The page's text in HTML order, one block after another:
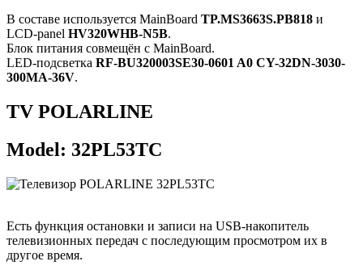
В составе используется MainBoard TP.MS3663S.PB818 и
LCD-panel HV320WHB-N5B.
Блок питания совмещён с MainBoard.
LED-подсветка RF-BU320003SE30-0601 A0 CY-32DN-3030-
300MA-36V.
TV POLARLINE
Model: 32PL53TC
Есть функция остановки и записи на USB-накопитель
телевизионных передач с последующим просмотром их в
другое время.